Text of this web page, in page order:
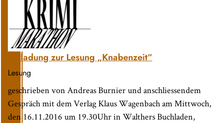
Einladung zur Lesung „Knabenzeit“
Lesung
geschrieben von Andreas Burnier und anschliessendem
Gespräch mit dem Verlag Klaus Wagenbach am Mittwoch,
den 16.11.2016 um 19.30Uhr in Walthers Buchladen,